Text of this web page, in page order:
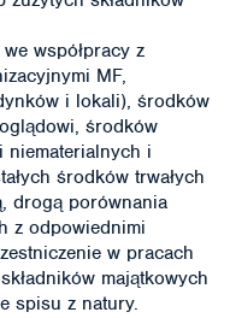
współpracy z
MF,
i lokali), środków
środków
niematerialnych i
środków trwałych
drogą porównania
z odpowiednimi
w pracach
majątkowych
spisu z natury.